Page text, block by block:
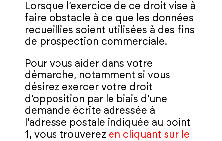
Lorsque l’exercice de ce droit vise à
faire obstacle à ce que les données
recueillies soient utilisées à des fins
de prospection commerciale.
Pour vous aider dans votre
démarche, notamment si vous
désirez exercer votre droit
d’opposition par le biais d’une
demande écrite adressée à
l’adresse postale indiquée au point
1, vous trouverez en cliquant sur le